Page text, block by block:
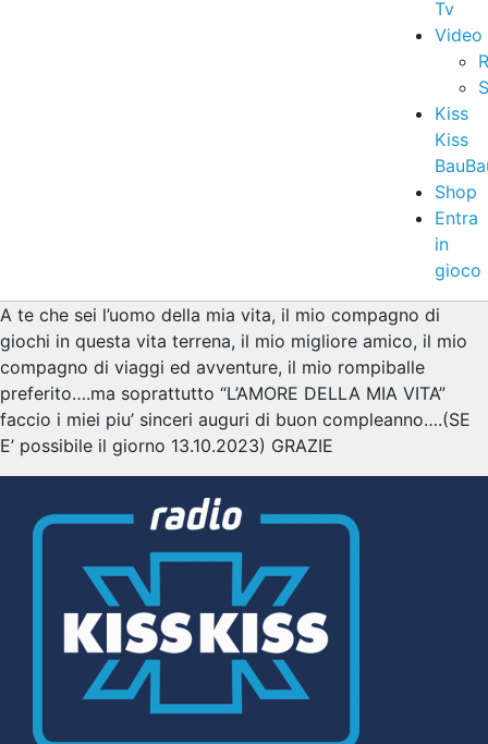
Tv
Video
Kiss
Kiss
Shop
Entra
in
gioco
A te che sei l’uomo della mia vita, il mio compagno di
giochi in questa vita terrena, il mio migliore amico, il mio
compagno di viaggi ed avventure, il mio rompiballe
preferito….ma soprattutto “L’AMORE DELLA MIA VITA”
faccio i miei piu’ sinceri auguri di buon compleanno….(SE
E’ possibile il giorno 13.10.2023) GRAZIE